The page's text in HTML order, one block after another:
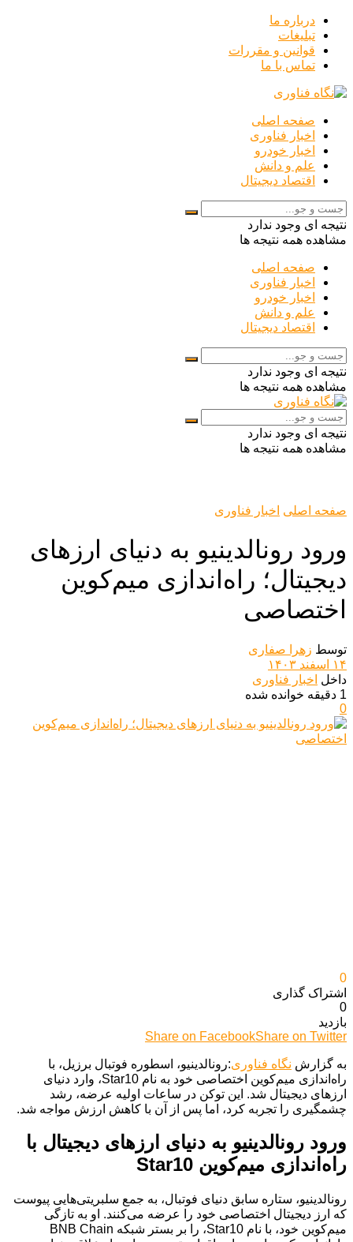
درباره ما
تبلیغات
قوانین و مقررات
تماس با ما
صفحه اصلی
اخبار فناوری
اخبار خودرو
علم و دانش
اقتصاد دیجیتال
نتیجه ای وجود ندارد
مشاهده همه نتیجه ها
صفحه اصلی
اخبار فناوری
اخبار خودرو
علم و دانش
اقتصاد دیجیتال
نتیجه ای وجود ندارد
مشاهده همه نتیجه ها
نتیجه ای وجود ندارد
مشاهده همه نتیجه ها
صفحه اصلی اخبار فناوری
ورود رونالدینیو به دنیای ارزهای
دیجیتال؛ راه‌اندازی میم‌کوین
اختصاصی
توسط زهرا صفاری
۱۴ اسفند ۱۴۰۳
داخل اخبار فناوری
1 دقیقه خوانده شده
0
0
اشتراک گذاری‌
0
بازدید
Share on FacebookShare on Twitter
به گزارش نگاه فناوری:رونالدینیو، اسطوره فوتبال برزیل، با
راه‌اندازی میم‌کوین اختصاصی خود به نام Star10، وارد دنیای
ارزهای دیجیتال شد. این توکن در ساعات اولیه عرضه، رشد
چشمگیری را تجربه کرد، اما پس از آن با کاهش ارزش مواجه شد.
ورود رونالدینیو به دنیای ارزهای دیجیتال با
راه‌اندازی میم‌کوین Star10
رونالدینیو، ستاره سابق دنیای فوتبال، به جمع سلبریتی‌هایی پیوست
که ارز دیجیتال اختصاصی خود را عرضه می‌کنند. او به تازگی
میم‌کوین خود، با نام Star10، را بر بستر شبکه BNB Chain